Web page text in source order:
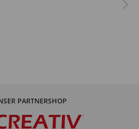
PARTNERSHOP